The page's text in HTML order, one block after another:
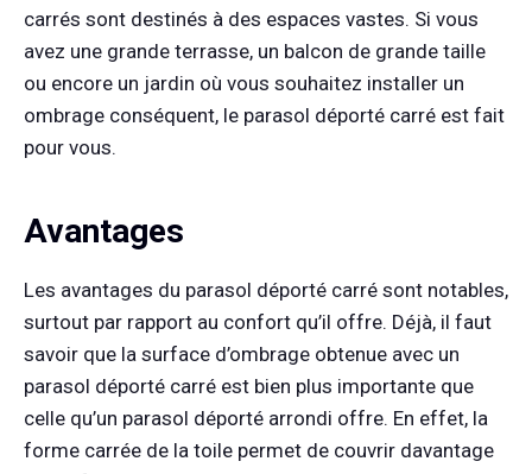
carrés sont destinés à des espaces vastes. Si vous
avez une grande terrasse, un balcon de grande taille
ou encore un jardin où vous souhaitez installer un
ombrage conséquent, le parasol déporté carré est fait
pour vous.
Avantages
Les avantages du parasol déporté carré sont notables,
surtout par rapport au confort qu’il offre. Déjà, il faut
savoir que la surface d’ombrage obtenue avec un
parasol déporté carré est bien plus importante que
celle qu’un parasol déporté arrondi offre. En effet, la
forme carrée de la toile permet de couvrir davantage